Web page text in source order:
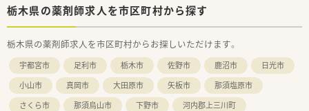
■正社員としての採用で、年収は経験やスキルを考慮し480万円
から検討します。
できる環境です。
■退職金制度や各種手当が充実しており、長く腰を据えて働きた
い方に安心です。
栃木県の薬剤師求人を市区町村から探す
栃木県の薬剤師求人を市区町村からお探しいただけます。
宇都宮市 足利市 栃木市 佐野市 鹿沼市
日光市
小山市
真岡市 大田原市 矢板市
那須塩原市
さくら市
那須烏山市 下野市
河内郡上三川町